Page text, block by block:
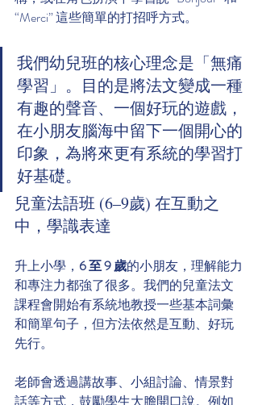
“Merci” 這些簡單的打招呼方式。
我們幼兒班的核心理念是「無痛
學習」。目的是將法文變成一種
有趣的聲音、一個好玩的遊戲，
在小朋友腦海中留下一個開心的
印象，為將來更有系統的學習打
好基礎。
兒童法語班 (6–9歲) 在互動之
中，學識表達
升上小學， 6 至 9 歲的小朋友，理解能力
和專注力都強了很多。我們的兒童法文
課程會開始有系統地教授一些基本詞彙
和簡單句子，但方法依然是互動、好玩
先行。
老師會透過講故事、小組討論、情景對
話等方式，鼓勵學生大膽開口說。例如